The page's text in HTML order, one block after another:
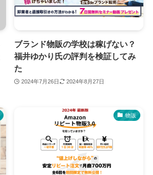
ブランド物販の学校は稼げない？
福井ゆかり氏の評判を検証してみ
た
2024年7月26日 2024年8月27日
物販